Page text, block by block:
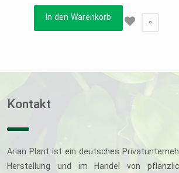
In den Warenkorb 0
Kontakt
Arian Plant ist ein deutsches
Herstellung und im Handel von